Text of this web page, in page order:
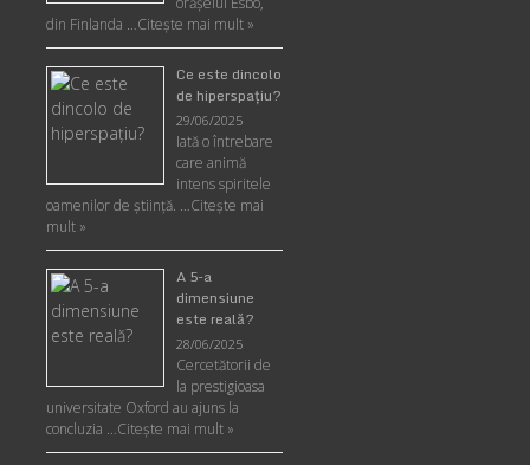
din Finlanda …Citește mai mult »
Ce este dincolo
de hiperspaţiu?
29/06/2025
Iată o întrebare
care animă
intens spiritele
oamenilor de ştiinţă. …Citește mai
mult »
A 5-a
dimensiune
este reală?
28/06/2025
Cercetătorii de
la prestigioasa
universitate Oxford au ajuns la
concluzia …Citește mai mult »